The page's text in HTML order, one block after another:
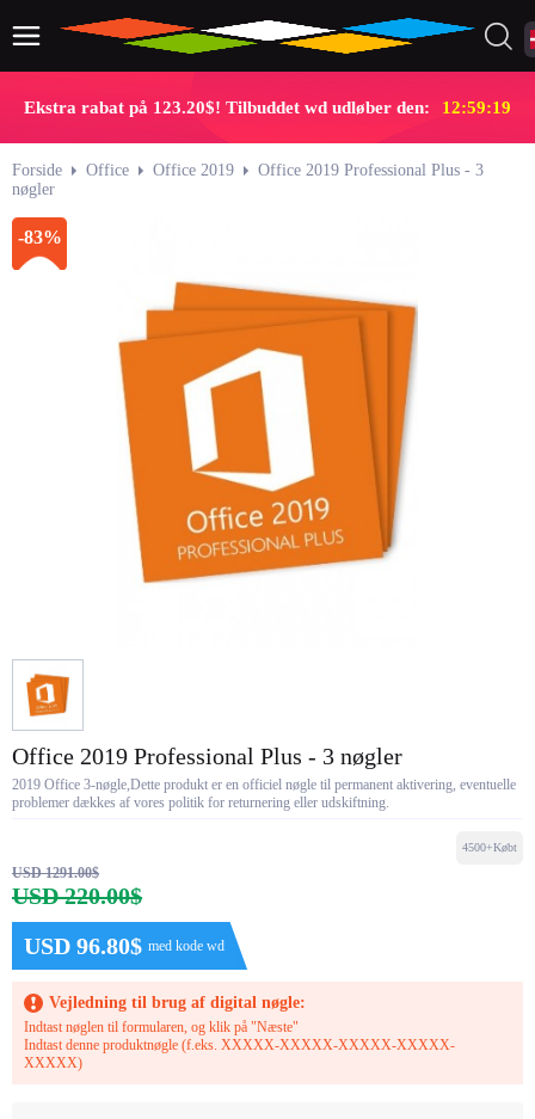
Ekstra rabat på 123.20$! Tilbuddet wd udløber den: 12:59:18
Forside Office Office 2019
Office 2019 Professional Plus - 3
nøgler
-83%
Office 2019 Professional Plus - 3 nøgler
2019 Office 3-nøgle,Dette produkt er en officiel nøgle til permanent aktivering, eventuelle
problemer dækkes af vores politik for returnering eller udskiftning.
USD 1291.00$
USD 220.00$
USD 96.80$ med kode wd
4500+Købt
Vejledning til brug af digital nøgle:
Indtast nøglen til formularen, og klik på "Næste"
Indtast denne produktnøgle (f.eks. XXXXX-XXXXX-XXXXX-XXXXX-
XXXXX)